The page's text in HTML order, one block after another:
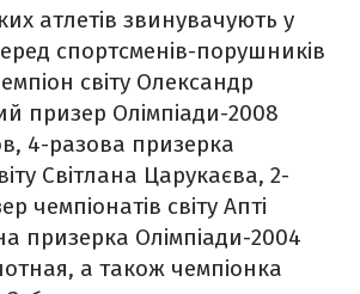
атлетів звинувачують у
спортсменів-порушників
світу Олександр
призер Олімпіади-2008
4-разова призерка
Світлана Царукаєва, 2-
чемпіонатів світу Апті
призерка Олімпіади-2004
а також чемпіонка